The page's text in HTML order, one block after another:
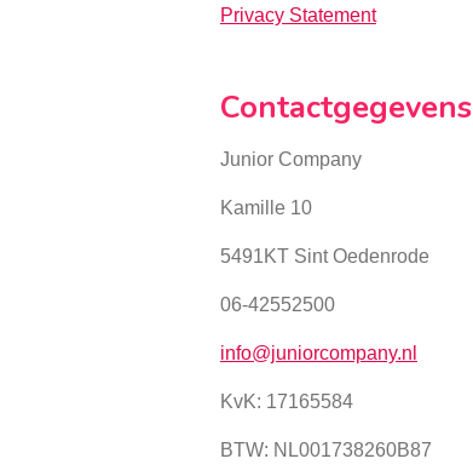
Privacy Statement
Contactgegevens
Junior Company
Kamille 10
5491KT Sint Oedenrode
06-42552500
info@juniorcompany.nl
KvK: 17165584
BTW: NL001738260B87